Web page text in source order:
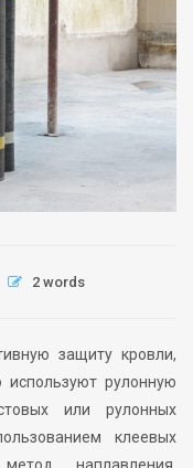
2 words
защиту кровли,
рулонную
или рулонных
клеевых